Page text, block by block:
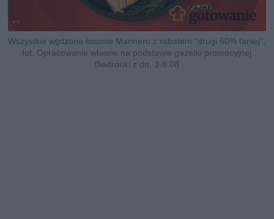
Wszystkie wędzone łososie Marinero z rabatem "drugi 60% taniej",
fot. Opracowanie własne na podstawie gazetki promocyjnej
Biedronki z dn. 3-8.08